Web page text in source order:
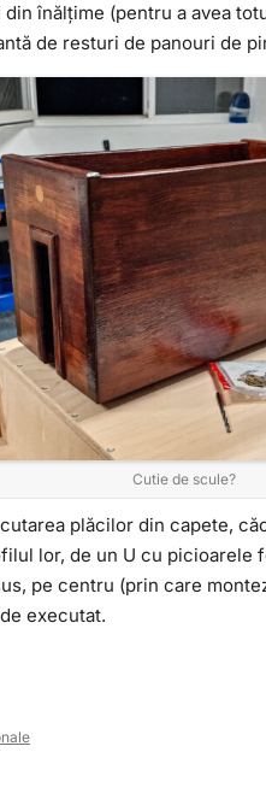
înălțime (pentru a avea
de resturi de panouri de
Cutie de scule?
plăcilor din capete,
lor, de un U cu picioarele
pe centru (prin care
executat.